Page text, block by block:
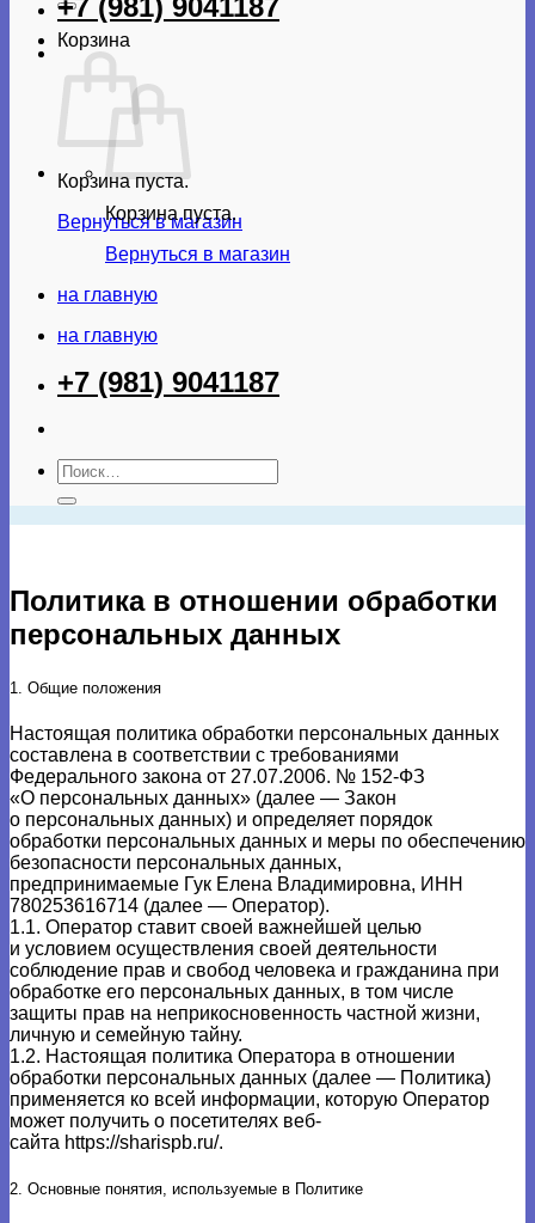
Корзина
Корзина пуста.
Вернуться в магазин
+7 (981) 9041187
Корзина пуста.
Вернуться в магазин
на главную
на главную
+7 (981) 9041187
Искать:
Политика в отношении обработки
персональных данных
1. Общие положения
Настоящая политика обработки персональных данных
составлена в соответствии с требованиями
Федерального закона от 27.07.2006. № 152-ФЗ
«О персональных данных» (далее — Закон
о персональных данных) и определяет порядок
обработки персональных данных и меры по обеспечению
безопасности персональных данных,
предпринимаемые Гук Елена Владимировна, ИНН
780253616714 (далее — Оператор).
1.1. Оператор ставит своей важнейшей целью
и условием осуществления своей деятельности
соблюдение прав и свобод человека и гражданина при
обработке его персональных данных, в том числе
защиты прав на неприкосновенность частной жизни,
личную и семейную тайну.
1.2. Настоящая политика Оператора в отношении
обработки персональных данных (далее — Политика)
применяется ко всей информации, которую Оператор
может получить о посетителях веб-
сайта https://sharispb.ru/.
2. Основные понятия, используемые в Политике